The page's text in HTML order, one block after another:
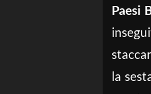
Paesi
la